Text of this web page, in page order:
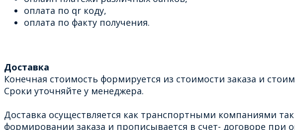
оплата по qr коду,
оплата по факту получения.
Доставка
Конечная стоимость формируется из стоимости заказа и
Сроки уточняйте у менеджера.
Доставка осуществляется как транспортными компаниями
формировании заказа и прописывается в счет- договоре при